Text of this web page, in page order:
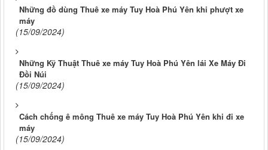
Những đồ dùng Thuê xe máy Tuy Hoà Phú Yên khi phượt xe
máy
(15/09/2024)
Những Kỹ Thuật Thuê xe máy Tuy Hoà Phú Yên lái Xe Máy Đi
Đồi Núi
(15/09/2024)
Cách chống ê mông Thuê xe máy Tuy Hoà Phú Yên khi đi xe
máy
(15/09/2024)